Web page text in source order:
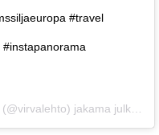
#travel
(@virvalehto) jakama julkaisu